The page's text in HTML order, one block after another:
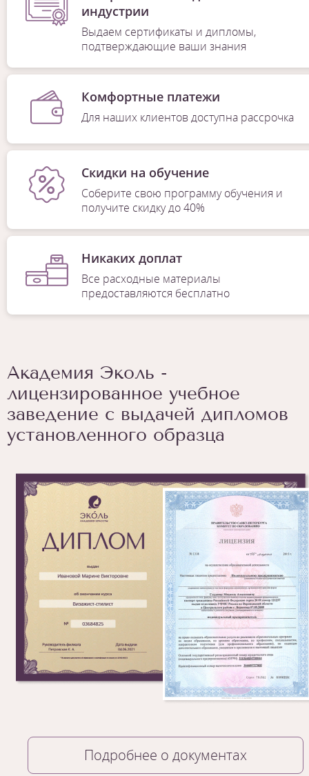
индустрии
Выдаем сертификаты и дипломы,
подтверждающие ваши знания
Комфортные платежи
Для наших клиентов доступна рассрочка
Скидки на обучение
Соберите свою программу обучения и
получите скидку до 40%
Никаких доплат
Все расходные материалы
предоставляются бесплатно
Академия Эколь -
лицензированное учебное
заведение с выдачей дипломов
установленного образца
Подробнее о документах